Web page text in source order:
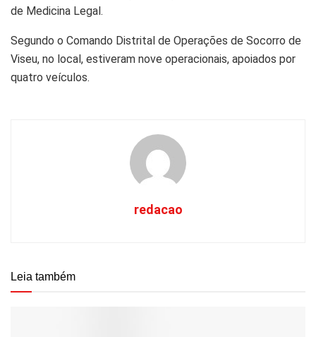
de Medicina Legal.
Segundo o Comando Distrital de Operações de Socorro de
Viseu, no local, estiveram nove operacionais, apoiados por
quatro veículos.
redacao
Leia também